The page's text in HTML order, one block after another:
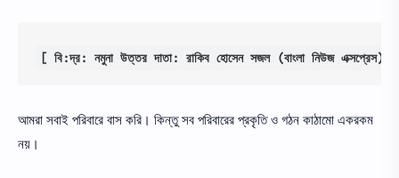
[ বি:দ্র: নমুনা উত্তর দাতা: রাকিব হোসেন সজল (বাংলা নিউজ এক্সপ্রেস)]
আমরা সবাই পরিবারে বাস করি। কিন্তু সব পরিবারের প্রকৃতি ও গঠন কাঠামো একরকম
নয়।